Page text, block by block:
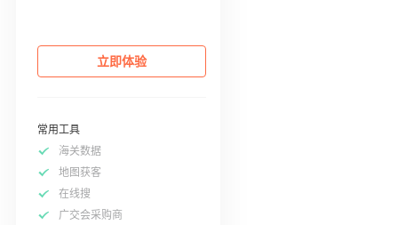
立即体验
常用工具
海关数据
地图获客
在线搜
广交会采购商